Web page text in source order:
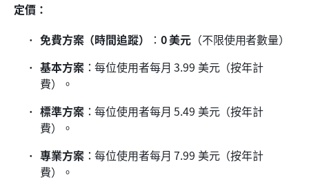
定價：
免費方案（時間追蹤）
： 0 美元 （不限使用者數量）
基本方案：每位使用者每月 3.99 美元（按年計
費）。
標準方案：每位使用者每月 5.49 美元（按年計
費）。
專業方案：每位使用者每月 7.99 美元（按年計
費）。